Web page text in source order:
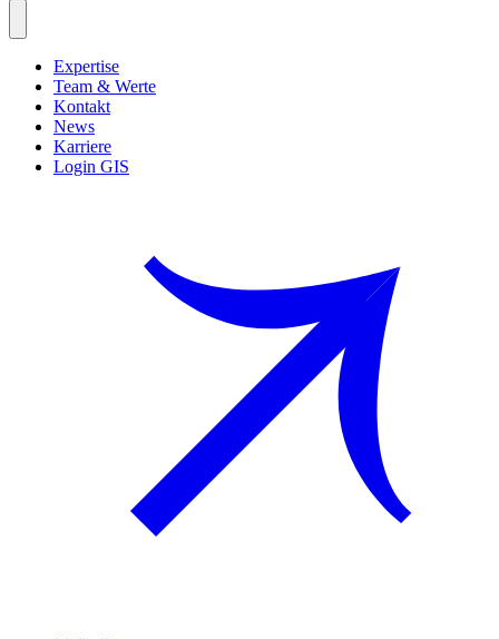
Expertise
Team & Werte
Kontakt
News
Karriere
Login GIS